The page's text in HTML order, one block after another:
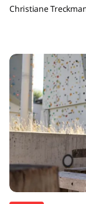
Christiane